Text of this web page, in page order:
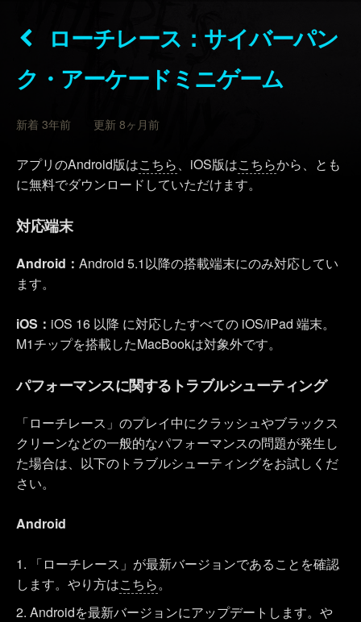
ローチレース：サイバーパン
ク・アーケードミニゲーム
新着 3年前 更新 8ヶ月前
アプリのAndroid版はこちら、iOS版はこちらから、とも
に無料でダウンロードしていただけます。
対応端末
Android： Android 5.1以降の搭載端末にのみ対応してい
ます。
iOS： iOS 16 以降 に対応したすべての iOS/iPad 端末。
M1チップを搭載したMacBookは対象外です。
パフォーマンスに関するトラブルシューティング
「ローチレース」のプレイ中にクラッシュやブラックス
クリーンなどの一般的なパフォーマンスの問題が発生し
た場合は、以下のトラブルシューティングをお試しくだ
さい。
Android
「ローチレース」が最新バージョンであることを確認
します。やり方はこちら。
Androidを最新バージョンにアップデートします。や